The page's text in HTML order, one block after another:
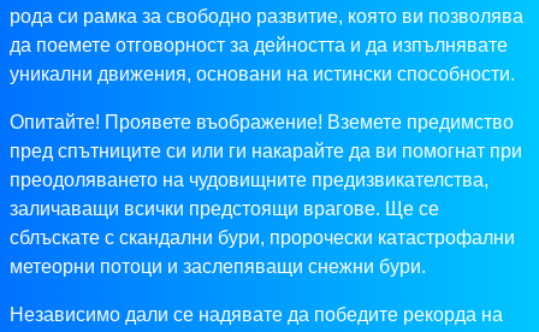
рода си рамка за свободно развитие, която ви позволява
да поемете отговорност за дейността и да изпълнявате
уникални движения, основани на истински способности.
Опитайте! Проявете въображение! Вземете предимство
пред спътниците си или ги накарайте да ви помогнат при
преодоляването на чудовищните предизвикателства,
заличаващи всички предстоящи врагове. Ще се
сблъскате с скандални бури, пророчески катастрофални
метеорни потоци и заслепяващи снежни бури.
Независимо дали се надявате да победите рекорда на